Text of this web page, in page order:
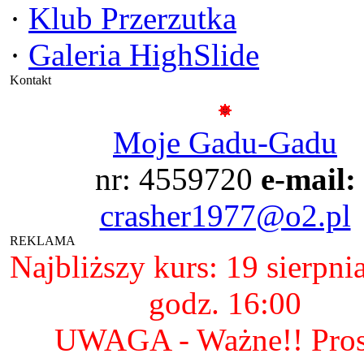
· Klub Przerzutka
· Galeria HighSlide
Kontakt
Moje Gadu-Gadu
nr: 4559720 e-mail:
crasher1977@o2.pl
REKLAMA
Najbliższy kurs: 19
godz. 16:00
UWAGA - Ważne!!